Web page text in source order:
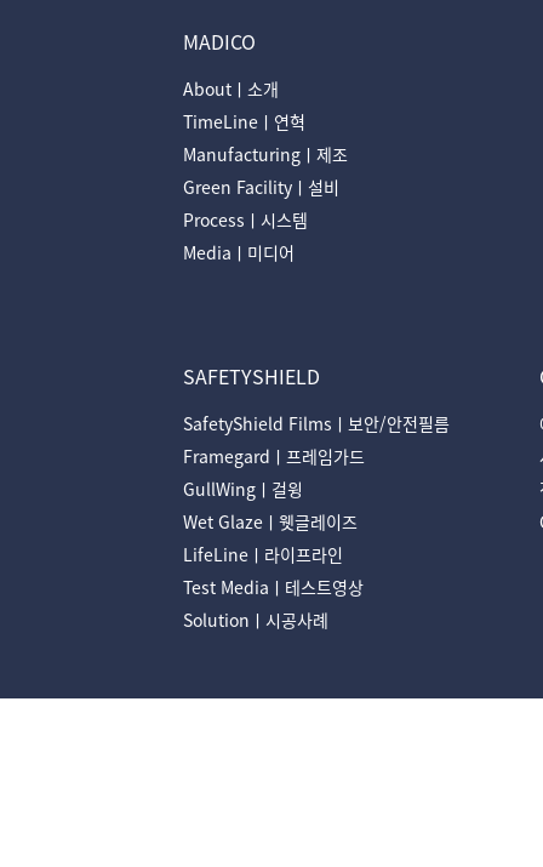
MADICO
Aboutㅣ소개
TimeLineㅣ연혁
Manufacturingㅣ제조
Green Facilityㅣ설비
Processㅣ시스템
Mediaㅣ미디어
SAFETYSHIELD
SafetyShield Filmsㅣ보안/안전필름
Framegardㅣ프레임가드
GullWingㅣ걸윙
Wet Glazeㅣ웻글레이즈
LifeLineㅣ라이프라인
Test Mediaㅣ테스트영상
Solutionㅣ시공사례